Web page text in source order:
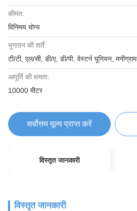
कीमत:
विनिमय योग्य
भुगतान की शर्तें:
टी/टी, एल/सी, डी/ए, डी/पी, वेस्टर्न यूनियन, मनीग्राम
आपूर्ति की क्षमता:
10000 मीटर
सर्वोत्तम मूल्य प्राप्त करें
विस्तृत जानकारी
विस्तृत जानकारी